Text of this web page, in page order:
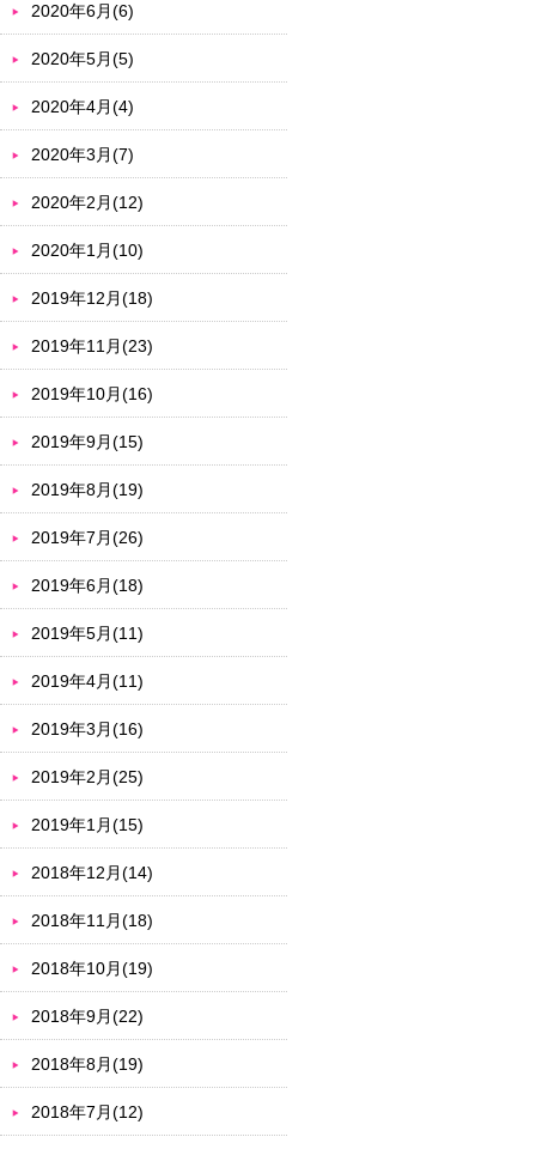
2020年6月(6)
2020年5月(5)
2020年4月(4)
2020年3月(7)
2020年2月(12)
2020年1月(10)
2019年12月(18)
2019年11月(23)
2019年10月(16)
2019年9月(15)
2019年8月(19)
2019年7月(26)
2019年6月(18)
2019年5月(11)
2019年4月(11)
2019年3月(16)
2019年2月(25)
2019年1月(15)
2018年12月(14)
2018年11月(18)
2018年10月(19)
2018年9月(22)
2018年8月(19)
2018年7月(12)